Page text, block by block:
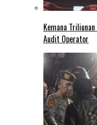
Kemana
Audit Operator